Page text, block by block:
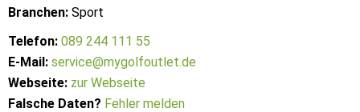
Branchen: Sport
Telefon: 089 244 111 55
E-Mail: service@mygolfoutlet.de
Webseite: zur Webseite
Falsche Daten? Fehler melden